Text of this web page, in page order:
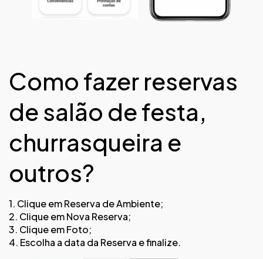
Como fazer reservas
de salão de festa,
churrasqueira e
outros?
1. Clique em Reserva de Ambiente;
2. Clique em Nova Reserva;
3. Clique em Foto;
4. Escolha a data da Reserva e finalize.